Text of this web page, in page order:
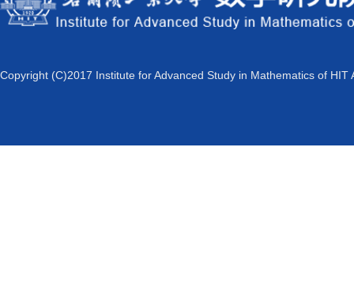
Copyright (C)2017 Institute for Advanced Study in Mathematics of HIT